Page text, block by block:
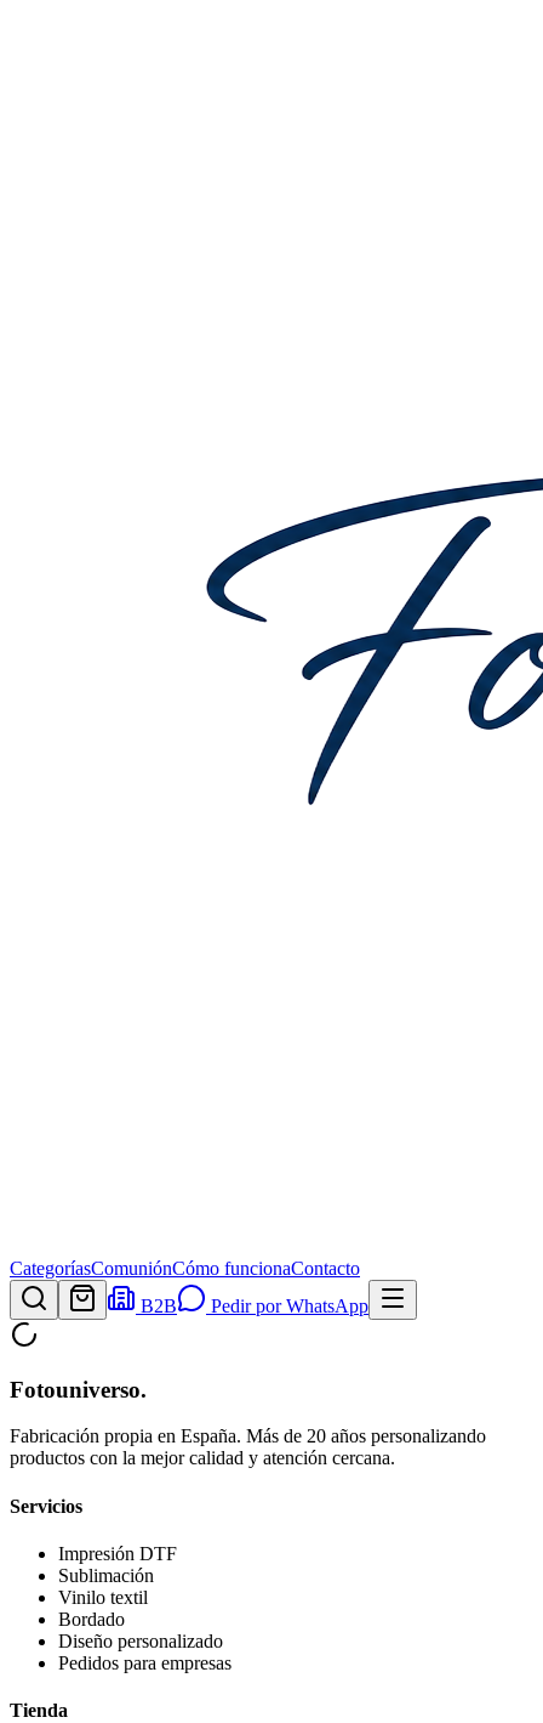
CategoríasComuniónCómo funcionaContacto
B2B
Pedir por WhatsApp
Fotouniverso.
Fabricación propia en España. Más de 20 años personalizando
productos con la mejor calidad y atención cercana.
Servicios
Impresión DTF
Sublimación
Vinilo textil
Bordado
Diseño personalizado
Pedidos para empresas
Tienda